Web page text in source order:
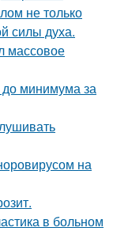
не только
силы духа.
массовое
минимума за
на
в больном